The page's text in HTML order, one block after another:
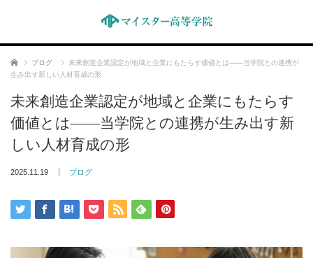
ホーム ブログ
未来創造企業認定が地域と企業にもたらす価値とは――当学院との連携が
生み出す新しい人材育成の形
未来創造企業認定が地域と企業にもたらす
価値とは――当学院との連携が生み出す新
しい人材育成の形
2025.11.19 ブログ